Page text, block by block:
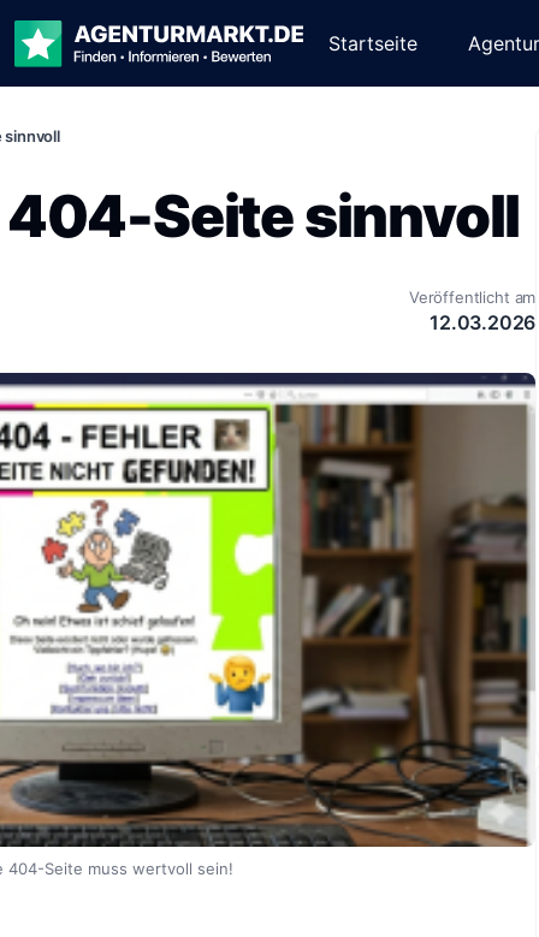
Startseite
404-Seite sinnvoll
Veröffentlicht am
12.03.2026
404-Seite muss wertvoll sein!